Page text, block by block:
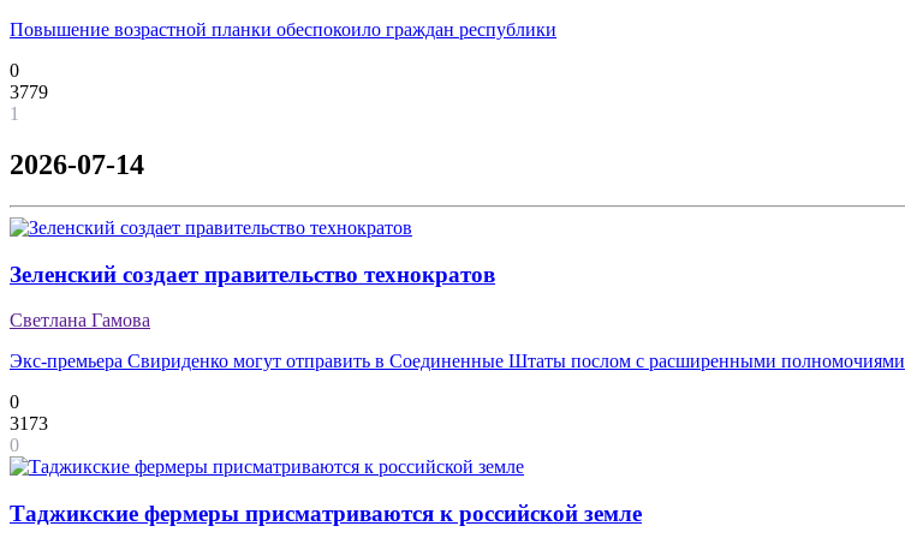
Повышение возрастной планки обеспокоило граждан республики
0
3779
1
2026-07-14
Зеленский создает правительство технократов
Светлана Гамова
Экс-премьера Свириденко могут отправить в Соединенные Штаты послом с расширенными полномочиями
0
3173
0
Таджикские фермеры присматриваются к российской земле